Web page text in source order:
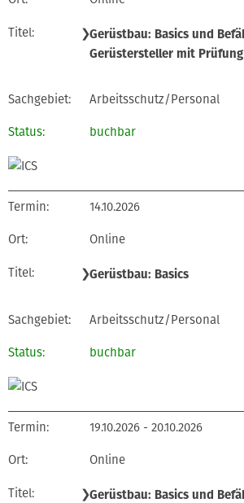
❯Gerüstbau: Basics und
Gerüstersteller mit Prüfung
Arbeitsschutz/Personal
buchbar
14.10.2026
Online
❯Gerüstbau: Basics
Arbeitsschutz/Personal
buchbar
19.10.2026 - 20.10.2026
Online
❯Gerüstbau: Basics und